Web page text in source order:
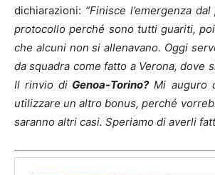
dichiarazioni: “Finisce l’emergenza
protocollo perché sono tutti guariti,
che alcuni non si allenavano. Oggi
da squadra come fatto a Verona, dove
Il rinvio di Genoa-Torino?Mi auguro
utilizzare un altro bonus, perché
saranno altri casi. Speriamo di averli